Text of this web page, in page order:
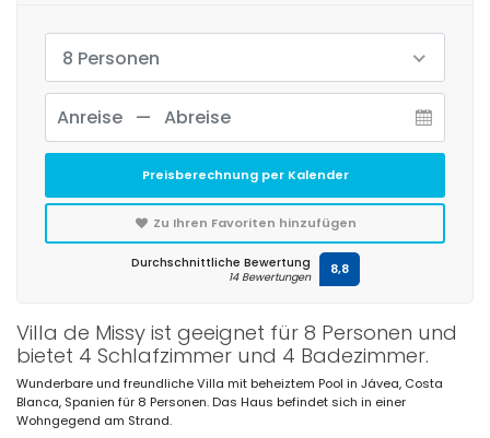
Villa de Missy ist geeignet für 8 Personen und
bietet 4 Schlafzimmer und 4 Badezimmer.
Wunderbare und freundliche Villa mit beheiztem Pool in Jávea, Costa
Blanca, Spanien für 8 Personen. Das Haus befindet sich in einer
Wohngegend am Strand.
8 Personen
Preisberechnung per Kalender
Zu Ihren Favoriten hinzufügen
Durchschnittliche Bewertung
14 Bewertungen 8,8